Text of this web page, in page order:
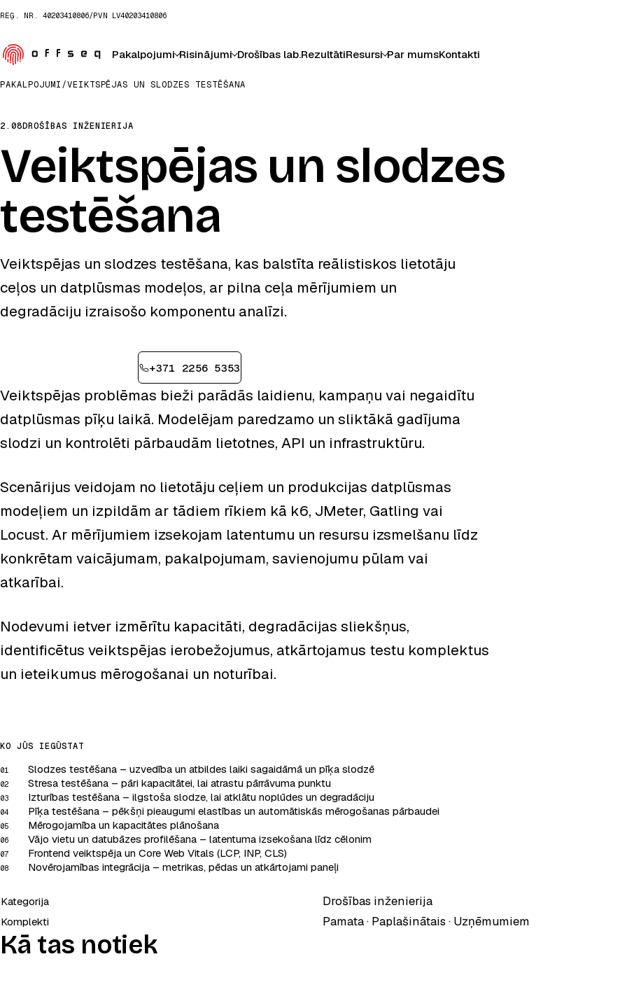
REĢ. NR. 40203410806/PVN LV40203410806
Pakalpojumi Risinājumi Drošības lab.RezultātiResursi Par mumsKontakti
PAKALPOJUMI/VEIKTSPĒJAS UN SLODZES TESTĒŠANA
2.08DROŠĪBAS INŽENIERIJA
Veiktspējas un slodzes
testēšana
Veiktspējas un slodzes testēšana, kas balstīta reālistiskos lietotāju
ceļos un datplūsmas modeļos, ar pilna ceļa mērījumiem un
degradāciju izraisošo komponentu analīzi.
+371 2256 5353
Veiktspējas problēmas bieži parādās laidienu, kampaņu vai negaidītu
datplūsmas pīķu laikā. Modelējam paredzamo un sliktākā gadījuma
slodzi un kontrolēti pārbaudām lietotnes, API un infrastruktūru.
Scenārijus veidojam no lietotāju ceļiem un produkcijas datplūsmas
modeļiem un izpildām ar tādiem rīkiem kā k6, JMeter, Gatling vai
Locust. Ar mērījumiem izsekojam latentumu un resursu izsmelšanu līdz
konkrētam vaicājumam, pakalpojumam, savienojumu pūlam vai
atkarībai.
Nodevumi ietver izmērītu kapacitāti, degradācijas sliekšņus,
identificētus veiktspējas ierobežojumus, atkārtojamus testu komplektus
un ieteikumus mērogošanai un noturībai.
KO JŪS IEGŪSTAT
01 Slodzes testēšana – uzvedība un atbildes laiki sagaidāmā un pīķa slodzē
02 Stresa testēšana – pāri kapacitātei, lai atrastu pārrāvuma punktu
03 Izturības testēšana – ilgstoša slodze, lai atklātu noplūdes un degradāciju
04 Pīķa testēšana – pēkšņi pieaugumi elastības un automātiskās mērogošanas pārbaudei
05 Mērogojamība un kapacitātes plānošana
06 Vājo vietu un datubāzes profilēšana – latentuma izsekošana līdz cēlonim
07 Frontend veiktspēja un Core Web Vitals (LCP, INP, CLS)
08 Novērojamības integrācija – metrikas, pēdas un atkārtojami paneļi
Kategorija Drošības inženierija
Komplekti Pamata · Paplašinātais · Uzņēmumiem
Kā tas notiek